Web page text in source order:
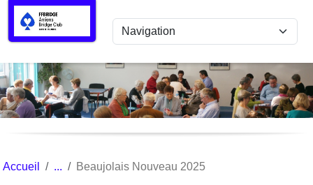
Accueil Beaujolais Nouveau 2025
Panneau de gestion des cookies